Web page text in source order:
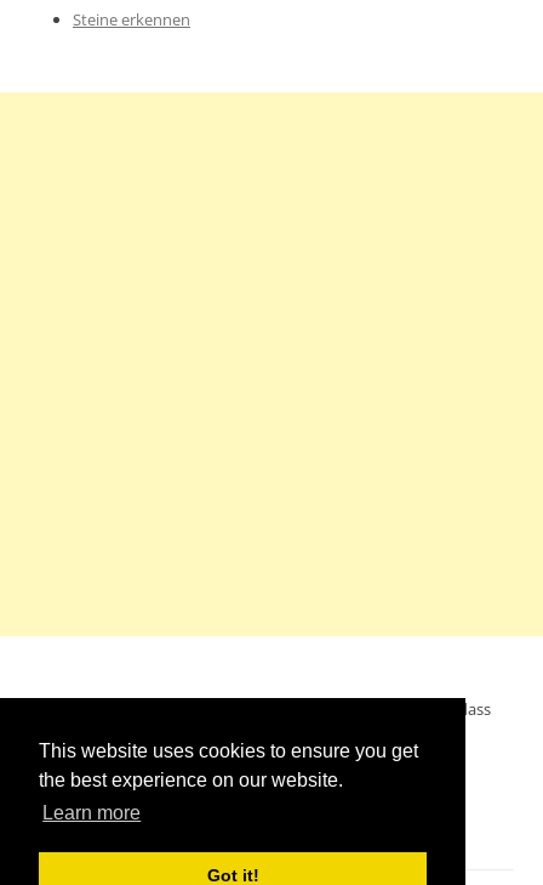
This website uses cookies to ensure you get
the best experience on our website.
Learn more
Got it!
Steine erkennen
Mein Wunsch: dass alle Menschen ohne Krieg leben dürfen, dass
alle Menschen den Krieg verurteilen und sich von den
Kriegstreibern abwenden. Das wünsche ich mir.